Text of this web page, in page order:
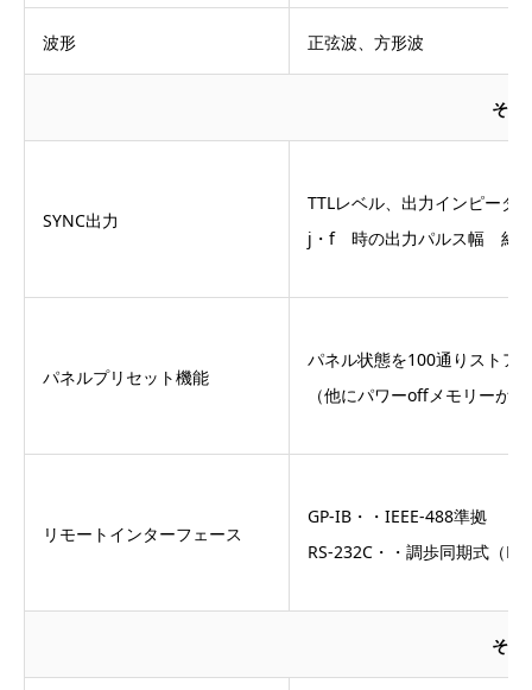
波形 正弦波、方形波
その
SYNC出力
TTLレベル、出力インピー
j・f 時の出力パルス幅 約
パネルプリセット機能
パネル状態を100通りストア
（他にパワーoffメモリーが
リモートインターフェース
GP-IB・・IEEE-488準拠
RS-232C・・調歩同期式（
その